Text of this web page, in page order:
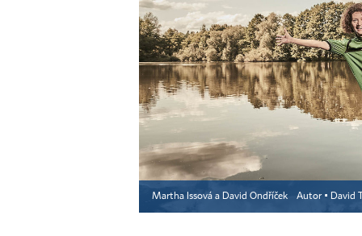
Martha Issová a David Ondříček Autor ▪ David